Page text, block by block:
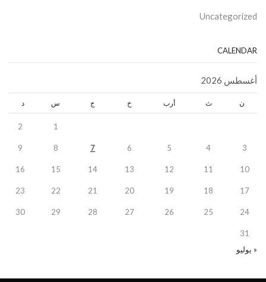
Uncategorized
CALENDAR
أغسطس 2026
ن ث أرب خ ج س د
1
2
3
4
5
6
7
8
9
10
11
12
13
14
15
16
17
18
19
20
21
22
23
24
25
26
27
28
29
30
31
« يوليو